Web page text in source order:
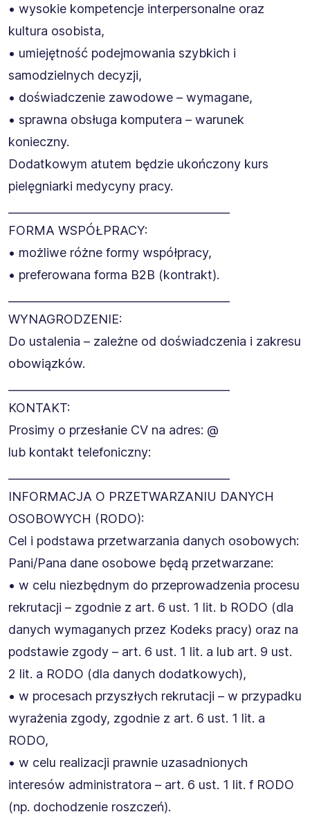
• wysokie kompetencje interpersonalne oraz
kultura osobista,
• umiejętność podejmowania szybkich i
samodzielnych decyzji,
• doświadczenie zawodowe – wymagane,
• sprawna obsługa komputera – warunek
konieczny.
Dodatkowym atutem będzie ukończony kurs
pielęgniarki medycyny pracy.
FORMA WSPÓŁPRACY:
• możliwe różne formy współpracy,
• preferowana forma B2B (kontrakt).
WYNAGRODZENIE:
Do ustalenia – zależne od doświadczenia i zakresu
obowiązków.
KONTAKT:
Prosimy o przesłanie CV na adres: @
lub kontakt telefoniczny:
INFORMACJA O PRZETWARZANIU DANYCH
OSOBOWYCH (RODO):
Cel i podstawa przetwarzania danych osobowych:
Pani/Pana dane osobowe będą przetwarzane:
• w celu niezbędnym do przeprowadzenia procesu
rekrutacji – zgodnie z art. 6 ust. 1 lit. b RODO (dla
danych wymaganych przez Kodeks pracy) oraz na
podstawie zgody – art. 6 ust. 1 lit. a lub art. 9 ust.
2 lit. a RODO (dla danych dodatkowych),
• w procesach przyszłych rekrutacji – w przypadku
wyrażenia zgody, zgodnie z art. 6 ust. 1 lit. a
RODO,
• w celu realizacji prawnie uzasadnionych
interesów administratora – art. 6 ust. 1 lit. f RODO
(np. dochodzenie roszczeń).